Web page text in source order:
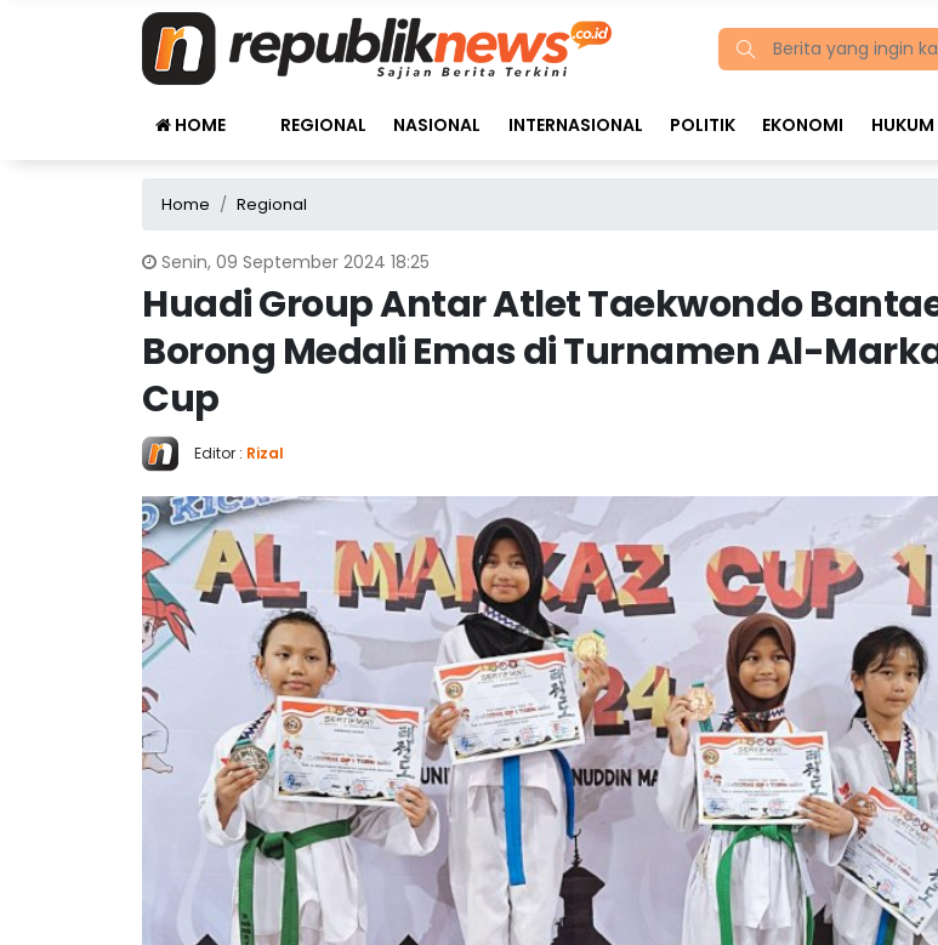
HOME REGIONAL NASIONAL INTERNASIONAL POLITIK EKONOMI
Home Regional
Senin, 09 September 2024 18:25
Huadi Group Antar Atlet Taekwondo
Borong Medali Emas di Turnamen Al-
Cup
Editor : Rizal